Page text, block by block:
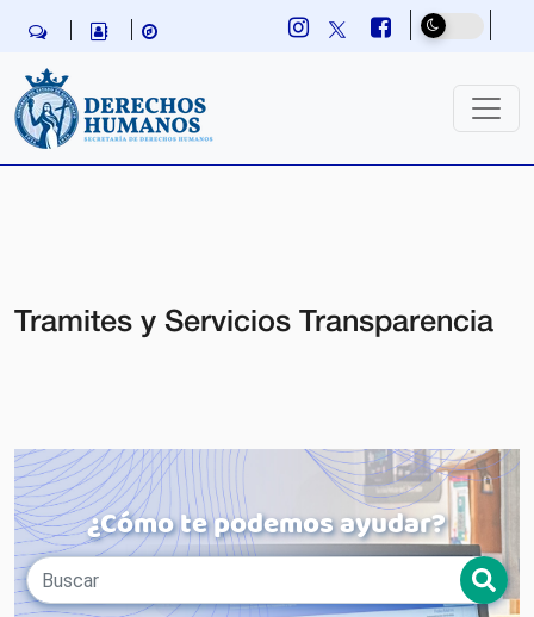
Tramites y Servicios Transparencia